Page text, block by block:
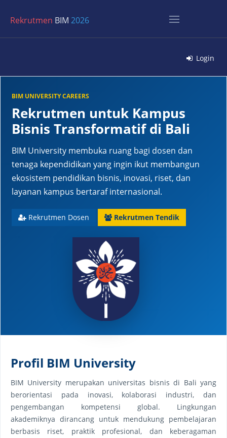
Rekrutmen BIM 2026
Login
BIM UNIVERSITY CAREERS
Rekrutmen untuk Kampus
Bisnis Transformatif di Bali
BIM University membuka ruang bagi dosen dan
tenaga kependidikan yang ingin ikut membangun
ekosistem pendidikan bisnis, inovasi, riset, dan
layanan kampus bertaraf internasional.
Rekrutmen Dosen Rekrutmen Tendik
Profil BIM University
BIM University merupakan universitas bisnis di Bali yang
berorientasi pada inovasi, kolaborasi industri, dan
pengembangan kompetensi global. Lingkungan
akademiknya dirancang untuk mendukung pembelajaran
berbasis riset, praktik profesional, dan keberagaman